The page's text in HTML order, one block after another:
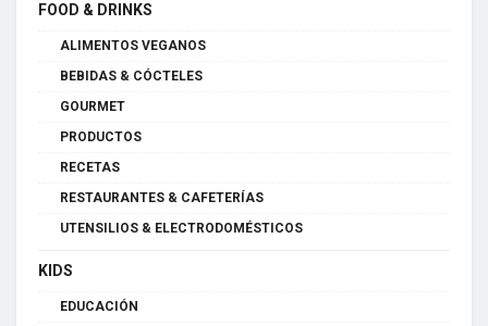
FOOD & DRINKS
ALIMENTOS VEGANOS
BEBIDAS & CÓCTELES
GOURMET
PRODUCTOS
RECETAS
RESTAURANTES & CAFETERÍAS
UTENSILIOS & ELECTRODOMÉSTICOS
KIDS
EDUCACIÓN